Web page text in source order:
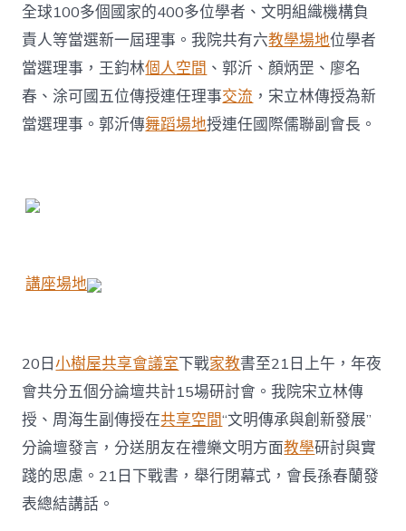
全球100多個國家的400多位學者、文明組織機構負
責人等當選新一屆理事。我院共有六教學場地位學者
當選理事，王鈞林個人空間 、郭沂、顏炳罡、廖名
春、涂可國五位傳授連任理事交流 ，宋立林傳授為新
當選理事。郭沂傳舞蹈場地授連任國際儒聯副會長。
講座場地
20日小樹屋共享會議室下戰家教書至21日上午，年夜
會共分五個分論壇共計15場研討會。我院宋立林傳
授、周海生副傳授在共享空間“文明傳承與創新發展”
分論壇發言，分送朋友在禮樂文明方面教學研討與實
踐的思慮。21日下戰書，舉行閉幕式，會長孫春蘭發
表總結講話。